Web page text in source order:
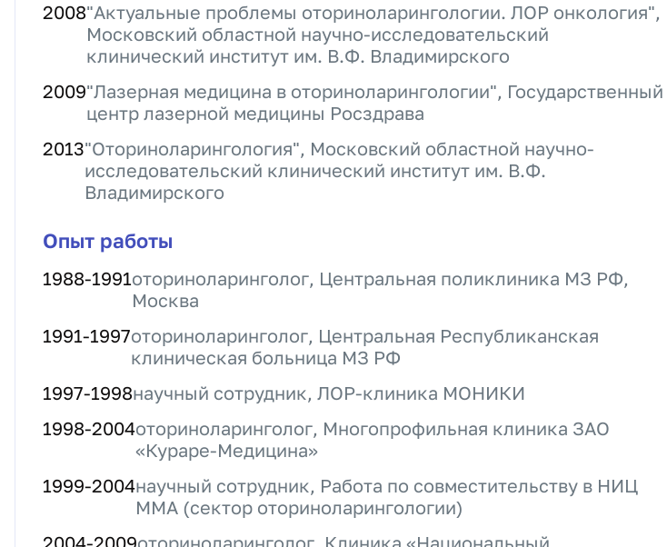
2008"Актуальные проблемы оториноларингологии. ЛОР онкология",
Московский областной научно-исследовательский
клинический институт им. В.Ф. Владимирского
2009"Лазерная медицина в оториноларингологии", Государственный
центр лазерной медицины Росздрава
2013"Оториноларингология", Московский областной научно-
исследовательский клинический институт им. В.Ф.
Владимирского
Опыт работы
1988-1991оториноларинголог, Центральная поликлиника МЗ РФ,
Москва
1991-1997оториноларинголог, Центральная Республиканская
клиническая больница МЗ РФ
1997-1998научный сотрудник, ЛОР-клиника МОНИКИ
1998-2004оториноларинголог, Многопрофильная клиника ЗАО
«Кураре-Медицина»
1999-2004научный сотрудник, Работа по совместительству в НИЦ
ММА (сектор оториноларингологии)
2004-2009оториноларинголог, Клиника «Национальный